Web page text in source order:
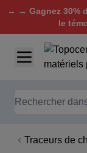
→ → Gagnez 30%
le
Aller au contenu
Chercher
Traceurs de